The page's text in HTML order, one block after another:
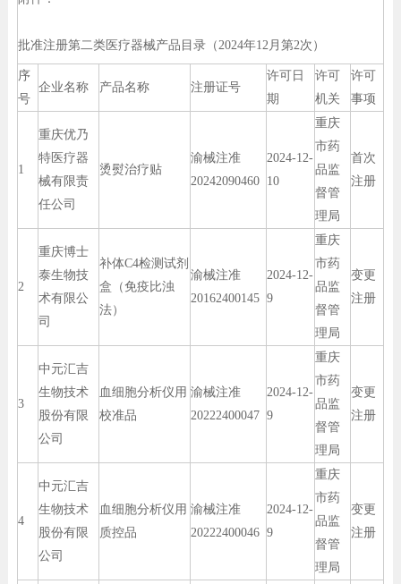
批准注册第二类医疗器械产品目录（2024年12月第2次）
序
号
企业名称 产品名称 注册证号
许可日
期
许可
机关
许可
事项
1
重庆优乃
特医疗器
械有限责
任公司
烫熨治疗贴
渝械注准
20242090460
2024-12-
10
重庆
市药
品监
督管
理局
首次
注册
2
重庆博士
泰生物技
术有限公
司
补体C4检测试剂
盒（免疫比浊
法）
渝械注准
20162400145
2024-12-
9
重庆
市药
品监
督管
理局
变更
注册
3
中元汇吉
生物技术
股份有限
公司
血细胞分析仪用
校准品
渝械注准
20222400047
2024-12-
9
重庆
市药
品监
督管
理局
变更
注册
4
中元汇吉
生物技术
股份有限
公司
血细胞分析仪用
质控品
渝械注准
20222400046
2024-12-
9
重庆
市药
品监
督管
理局
变更
注册